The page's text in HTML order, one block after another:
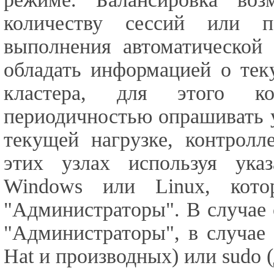
количеству сессий или
выполнения
обладать информацией о
кластера, для этого
периодичностью
текущей нагрузке,
этих узлах используя
Windows или Linux,
"Администраторы". В случае
"Администраторы", в
Hat и производных) или sudo